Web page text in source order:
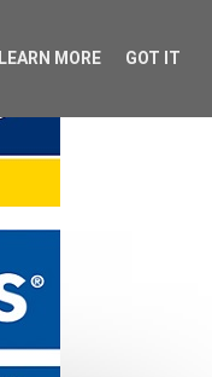
LEARN MORE GOT IT